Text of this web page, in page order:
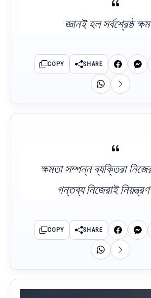
জ্ঞানই হল সর্বশ্রেষ্ঠ
COPY SHARE
ক্ষমতা সম্পন্ন ব্যক্তিরা
গন্তব্য নিজেরাই
COPY SHARE